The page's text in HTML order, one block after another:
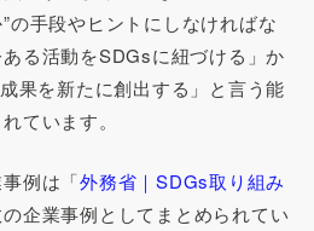
の手段やヒントにしなければな
る活動をSDGsに紐づける」か
果を新たに創出する」と言う能
ています。
例は「外務省｜SDGs取り組み
企業事例としてまとめられてい